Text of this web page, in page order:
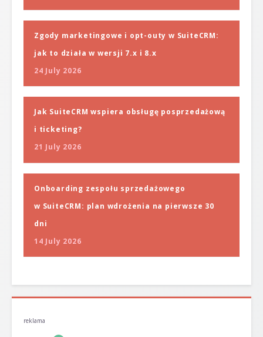
Zgody marketingowe i opt-outy w SuiteCRM:
jak to działa w wersji 7.x i 8.x
24 July 2026
Jak SuiteCRM wspiera obsługę posprzedażową
i ticketing?
21 July 2026
Onboarding zespołu sprzedażowego
w SuiteCRM: plan wdrożenia na pierwsze 30
dni
14 July 2026
reklama